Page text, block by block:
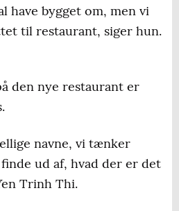
have bygget om, men vi
til restaurant, siger hun.
den nye restaurant er
navne, vi tænker
ud af, hvad der er det
Trinh Thi.